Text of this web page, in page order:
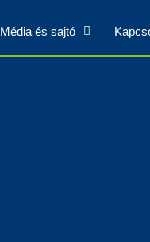
Média és sajtó